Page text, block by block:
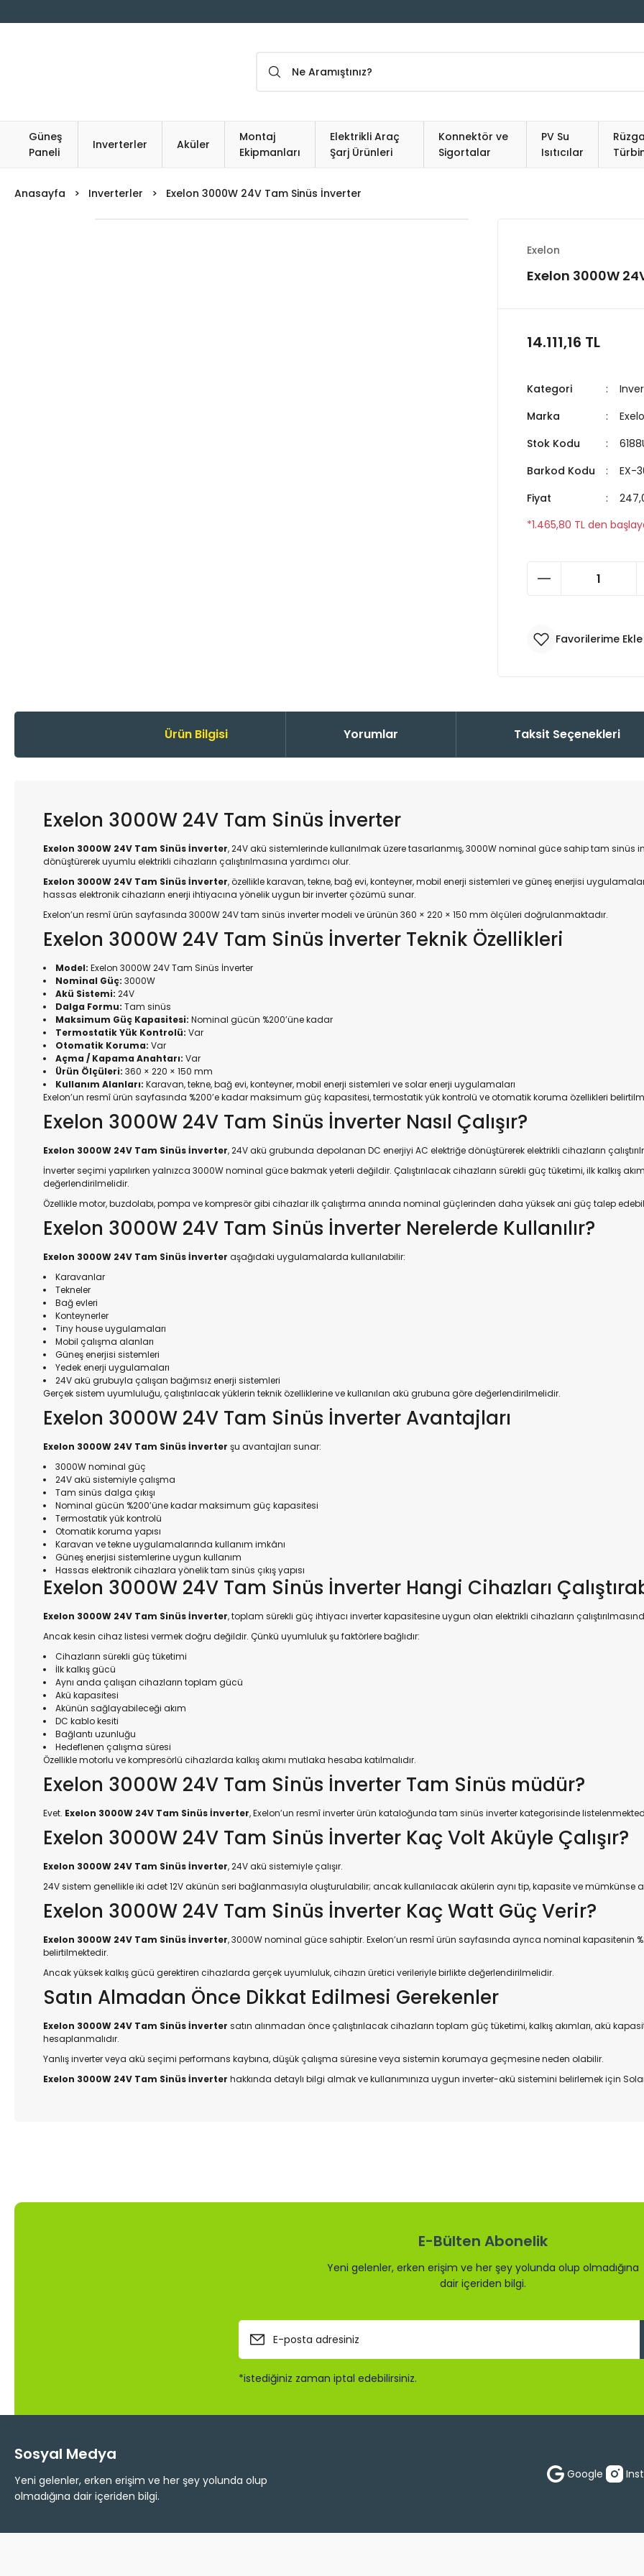
Güneş
Paneli
Inverterler Aküler
Montaj
Ekipmanları
Elektrikli Araç
Şarj Ürünleri
Konnektör ve
Sigortalar
PV Su
Isıtıcılar
Anasayfa Inverterler Exelon 3000W 24V Tam Sinüs İnverter
Exelon
Exelon 3000W
14.111,16 TL
Kategori
Marka
Stok Kodu
Barkod Kodu
EX-
Fiyat
*1.465,80 TL den
Ürün Bilgisi Yorumlar Taksit Seçenekleri
Exelon 3000W 24V Tam Sinüs İnverter
Exelon 3000W 24V Tam Sinüs İnverter, 24V akü sistemlerinde kullanılmak üzere tasarlanmış, 3000W nominal güce sahip tam sinüs
dönüştürerek uyumlu elektrikli cihazların çalıştırılmasına yardımcı olur.
Exelon 3000W 24V Tam Sinüs İnverter, özellikle karavan, tekne, bağ evi, konteyner, mobil enerji sistemleri ve güneş enerjisi
hassas elektronik cihazların enerji ihtiyacına yönelik uygun bir inverter çözümü sunar.
Exelon’un resmî ürün sayfasında 3000W 24V tam sinüs inverter modeli ve ürünün 360 × 220 × 150 mm ölçüleri doğrulanmaktadır.
Exelon 3000W 24V Tam Sinüs İnverter Teknik Özellikleri
Model: Exelon 3000W 24V Tam Sinüs İnverter
Nominal Güç: 3000W
Akü Sistemi: 24V
Dalga Formu: Tam sinüs
Maksimum Güç Kapasitesi: Nominal gücün %200’üne kadar
Termostatik Yük Kontrolü: Var
Otomatik Koruma: Var
Açma / Kapama Anahtarı: Var
Ürün Ölçüleri: 360 × 220 × 150 mm
Kullanım Alanları: Karavan, tekne, bağ evi, konteyner, mobil enerji sistemleri ve solar enerji uygulamaları
Exelon’un resmî ürün sayfasında %200’e kadar maksimum güç kapasitesi, termostatik yük kontrolü ve otomatik koruma özellikleri
Exelon 3000W 24V Tam Sinüs İnverter Nasıl Çalışır?
Exelon 3000W 24V Tam Sinüs İnverter, 24V akü grubunda depolanan DC enerjiyi AC elektriğe dönüştürerek elektrikli cihazların
İnverter seçimi yapılırken yalnızca 3000W nominal güce bakmak yeterli değildir. Çalıştırılacak cihazların sürekli güç tüketimi, ilk kalkış
değerlendirilmelidir.
Özellikle motor, buzdolabı, pompa ve kompresör gibi cihazlar ilk çalıştırma anında nominal güçlerinden daha yüksek ani güç talep
Exelon 3000W 24V Tam Sinüs İnverter Nerelerde Kullanılır?
Exelon 3000W 24V Tam Sinüs İnverter aşağıdaki uygulamalarda kullanılabilir:
Karavanlar
Tekneler
Bağ evleri
Konteynerler
Tiny house uygulamaları
Mobil çalışma alanları
Güneş enerjisi sistemleri
Yedek enerji uygulamaları
24V akü grubuyla çalışan bağımsız enerji sistemleri
Gerçek sistem uyumluluğu, çalıştırılacak yüklerin teknik özelliklerine ve kullanılan akü grubuna göre değerlendirilmelidir.
Exelon 3000W 24V Tam Sinüs İnverter Avantajları
Exelon 3000W 24V Tam Sinüs İnverter şu avantajları sunar:
3000W nominal güç
24V akü sistemiyle çalışma
Tam sinüs dalga çıkışı
Nominal gücün %200’üne kadar maksimum güç kapasitesi
Termostatik yük kontrolü
Otomatik koruma yapısı
Karavan ve tekne uygulamalarında kullanım imkânı
Güneş enerjisi sistemlerine uygun kullanım
Hassas elektronik cihazlara yönelik tam sinüs çıkış yapısı
Exelon 3000W 24V Tam Sinüs İnverter Hangi Cihazları
Exelon 3000W 24V Tam Sinüs İnverter, toplam sürekli güç ihtiyacı inverter kapasitesine uygun olan elektrikli cihazların
Ancak kesin cihaz listesi vermek doğru değildir. Çünkü uyumluluk şu faktörlere bağlıdır:
Cihazların sürekli güç tüketimi
İlk kalkış gücü
Aynı anda çalışan cihazların toplam gücü
Akü kapasitesi
Akünün sağlayabileceği akım
DC kablo kesiti
Bağlantı uzunluğu
Hedeflenen çalışma süresi
Özellikle motorlu ve kompresörlü cihazlarda kalkış akımı mutlaka hesaba katılmalıdır.
Exelon 3000W 24V Tam Sinüs İnverter Tam Sinüs müdür?
Evet. Exelon 3000W 24V Tam Sinüs İnverter, Exelon’un resmî inverter ürün kataloğunda tam sinüs inverter kategorisinde
Exelon 3000W 24V Tam Sinüs İnverter Kaç Volt Aküyle Çalışır?
Exelon 3000W 24V Tam Sinüs İnverter, 24V akü sistemiyle çalışır.
24V sistem genellikle iki adet 12V akünün seri bağlanmasıyla oluşturulabilir; ancak kullanılacak akülerin aynı tip, kapasite ve mümkünse
Exelon 3000W 24V Tam Sinüs İnverter Kaç Watt Güç Verir?
Exelon 3000W 24V Tam Sinüs İnverter, 3000W nominal güce sahiptir. Exelon’un resmî ürün sayfasında ayrıca nominal kapasitenin
belirtilmektedir.
Ancak yüksek kalkış gücü gerektiren cihazlarda gerçek uyumluluk, cihazın üretici verileriyle birlikte değerlendirilmelidir.
Satın Almadan Önce Dikkat Edilmesi Gerekenler
Exelon 3000W 24V Tam Sinüs İnverter satın alınmadan önce çalıştırılacak cihazların toplam güç tüketimi, kalkış akımları, akü
hesaplanmalıdır.
Yanlış inverter veya akü seçimi performans kaybına, düşük çalışma süresine veya sistemin korumaya geçmesine neden olabilir.
Exelon 3000W 24V Tam Sinüs İnverter hakkında detaylı bilgi almak ve kullanımınıza uygun inverter-akü sistemini belirlemek için
E-Bülten Abonelik
Yeni gelenler, erken erişim ve her şey yolunda olup olmadığına
dair içeriden bilgi.
*istediğiniz zaman iptal edebilirsiniz.
Sosyal Medya
Yeni gelenler, erken erişim ve her şey yolunda olup
olmadığına dair içeriden bilgi.
Google